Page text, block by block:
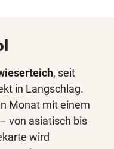
, seit
in Langschlag.
Monat mit einem
von asiatisch bis
wird